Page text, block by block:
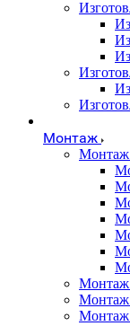
Монтаж
Монтаж
Монтаж
Монтаж
Монтаж